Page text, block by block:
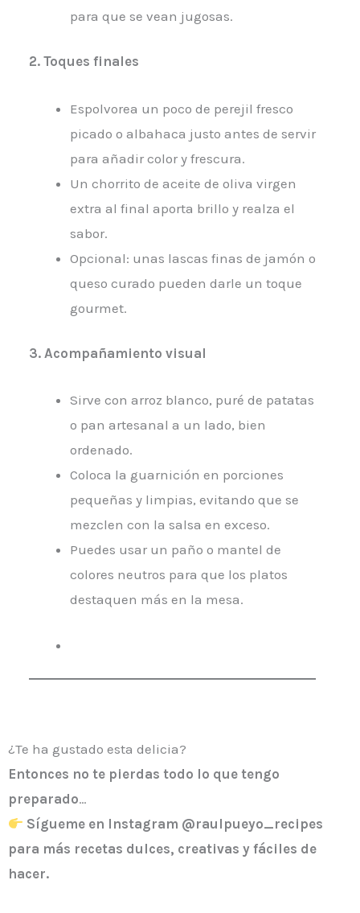
para que se vean jugosas.
2. Toques finales
Espolvorea un poco de perejil fresco
picado o albahaca justo antes de servir
para añadir color y frescura.
Un chorrito de aceite de oliva virgen
extra al final aporta brillo y realza el
sabor.
Opcional: unas lascas finas de jamón o
queso curado pueden darle un toque
gourmet.
3. Acompañamiento visual
Sirve con arroz blanco, puré de patatas
o pan artesanal a un lado, bien
ordenado.
Coloca la guarnición en porciones
pequeñas y limpias, evitando que se
mezclen con la salsa en exceso.
Puedes usar un paño o mantel de
colores neutros para que los platos
destaquen más en la mesa.
¿Te ha gustado esta delicia?
Entonces no te pierdas todo lo que tengo
preparado…
Sígueme en Instagram @raulpueyo_recipes
para más recetas dulces, creativas y fáciles de
hacer.